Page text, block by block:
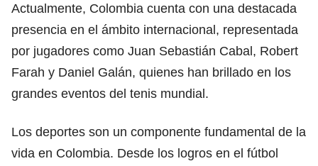
Actualmente, Colombia cuenta con una destacada
presencia en el ámbito internacional, representada
por jugadores como Juan Sebastián Cabal, Robert
Farah y Daniel Galán, quienes han brillado en los
grandes eventos del tenis mundial.
Los deportes son un componente fundamental de la
vida en Colombia. Desde los logros en el fútbol